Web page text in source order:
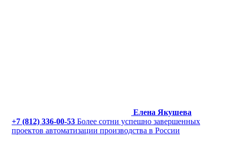
Елена Якушева
+7 (812) 336-00-53 Более сотни успешно завершенных
проектов автоматизации производства в России